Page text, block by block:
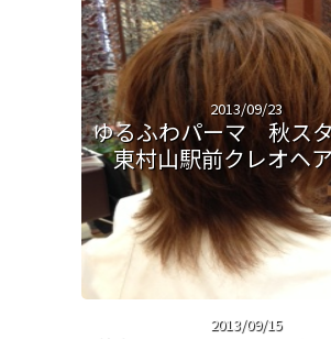
2013/09/23
ゆるふわパーマ 秋
東村山駅前クレオヘ
2013/09/15